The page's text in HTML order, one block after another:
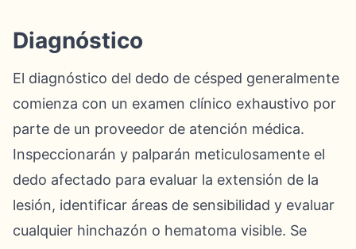
Diagnóstico
El diagnóstico del dedo de césped generalmente
comienza con un examen clínico exhaustivo por
parte de un proveedor de atención médica.
Inspeccionarán y palparán meticulosamente el
dedo afectado para evaluar la extensión de la
lesión, identificar áreas de sensibilidad y evaluar
cualquier hinchazón o hematoma visible. Se